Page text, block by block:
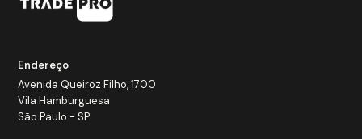
Endereço
Avenida Queiroz Filho, 1700
Vila Hamburguesa
São Paulo - SP